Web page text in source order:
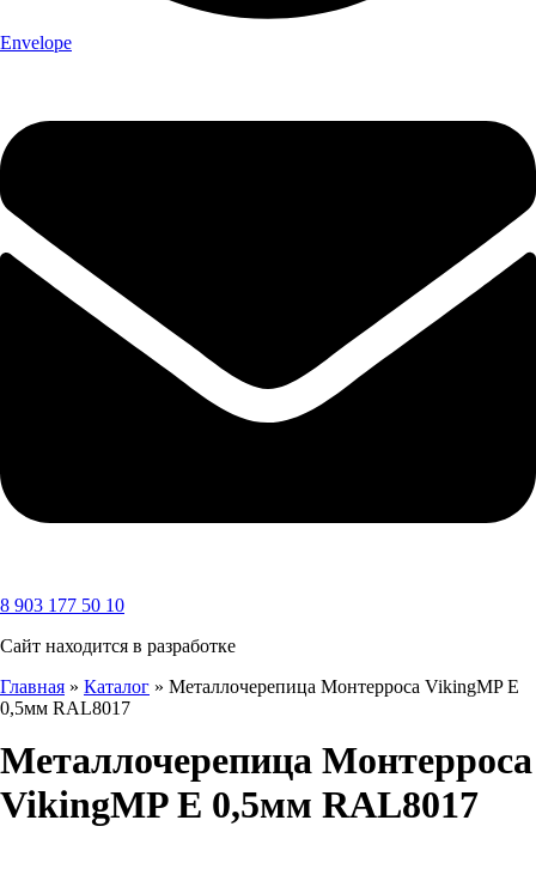
Envelope
8 903 177 50 10
Сайт находится в разработке
Главная » Каталог » Металлочерепица Монтерроса VikingMP E
0,5мм RAL8017
Металлочерепица Монтерроса
VikingMP E 0,5мм RAL8017